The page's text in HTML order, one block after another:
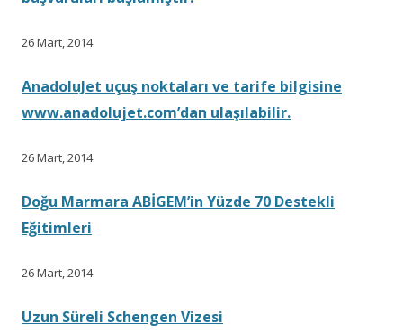
26 Mart, 2014
AnadoluJet uçuş noktaları ve tarife bilgisine
www.anadolujet.com’dan ulaşılabilir.
26 Mart, 2014
Doğu Marmara ABİGEM’in Yüzde 70 Destekli
Eğitimleri
26 Mart, 2014
Uzun Süreli Schengen Vizesi